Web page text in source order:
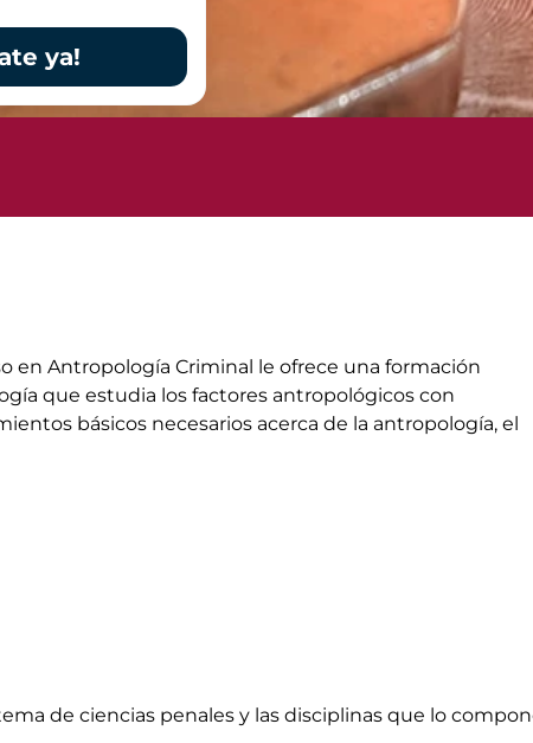
ya!
en Antropología Criminal le ofrece una formación
que estudia los factores antropológicos con
básicos necesarios acerca de la antropología, el
de ciencias penales y las disciplinas que lo